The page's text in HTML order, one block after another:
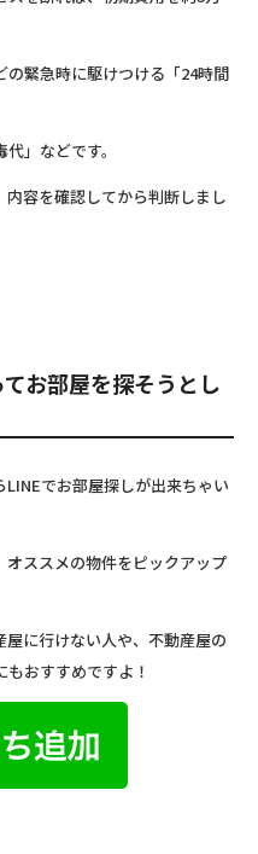
緊急時に駆けつける「24時間
」などです。
容を確認してから判断しまし
お部屋を探そうとし
でお部屋探しが出来ちゃい
ススメの物件をピックアップ
に行けない人や、不動産屋の
おすすめですよ！